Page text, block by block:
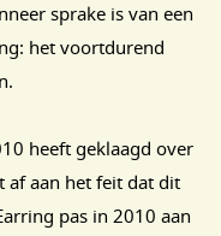
sprake is van een
het voortdurend
heeft geklaagd over
af aan het feit dat dit
pas in 2010 aan